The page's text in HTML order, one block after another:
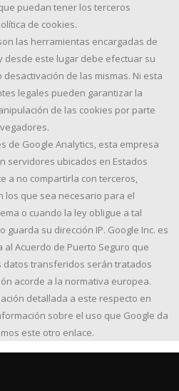
puedan tener los terceros
de cookies.
las herramientas encargadas de
desde este lugar debe efectuar su
de las mismas. Ni esta
legales pueden garantizar la
de las cookies por parte
de Google Analytics, esta empresa
servidores ubicados en Estados
a no compartirla con terceros,
los que sea necesario para el
o cuando la ley obligue a tal
guarda su dirección IP. Google Inc. es
Acuerdo de Puerto Seguro que
datos transferidos serán tratados
acorde a la normativa europea.
detallada a este respecto en
sobre el uso que Google da
este otro enlace.